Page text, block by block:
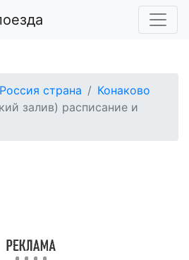
Россия страна
Конаково
залив) расписание и